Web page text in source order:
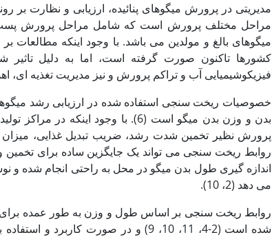
مدیریتی در پرورش میگوهای پنائیده، ارزیابی و نظارت
مراحل مختلف پرورش است که شامل مراحل پرورش پست
میگوهای بالغ و مولدین می باشد. با وجود اینکه
کشورها تاکنون صورت گرفته است، اما به دلیل
فیزیکوشیمیایی آب و تراکم پرورش و نیز مدیریت تغذیه
خصوصیات ریخت سنجی استفاده شده در ارزیابی رشد
بدن و وزن بدن میگو است (6). با وجود
پرورش نظیر تخمین شدت رشد، ضریب تبدیل غذایی، میزان
روابط ریخت سنجی می تواند یک جایگزین ساده برای
اندازه گیری طول بدن میگو در محل به راحتی انجام شده و
می دهد (2، 10).
روابط ریخت سنجی بر اساس طول و وزن به طور عمده برای
شده است (2-4، 11، 10، 9) و در صورت